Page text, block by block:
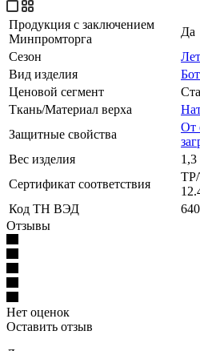
Продукция с заключением
Минпромторга
Да
Сезон
Вид изделия
Ценовой сегмент
Ткань/Материал верха
Защитные свойства
От
Вес изделия
1,3
Сертификат соответствия
Код ТН ВЭД
Отзывы
Нет оценок
Оставить отзыв